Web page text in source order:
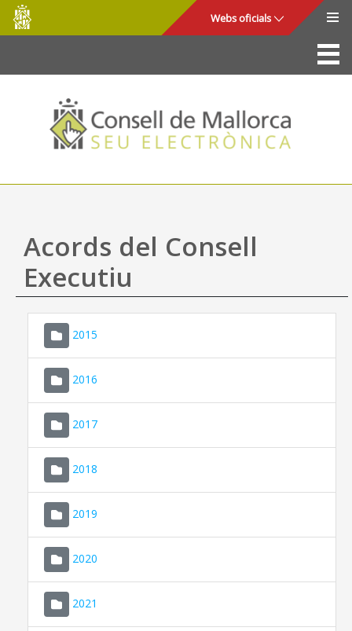
Salta al contingut principal
Consell
de
Mallorca
Webs oficials
La Seu
Consell de Mallorca
Accés i seguretat
Utilitats
Ajuda
Acords del Consell
Executiu
2015
2016
2017
2018
2019
2020
2021